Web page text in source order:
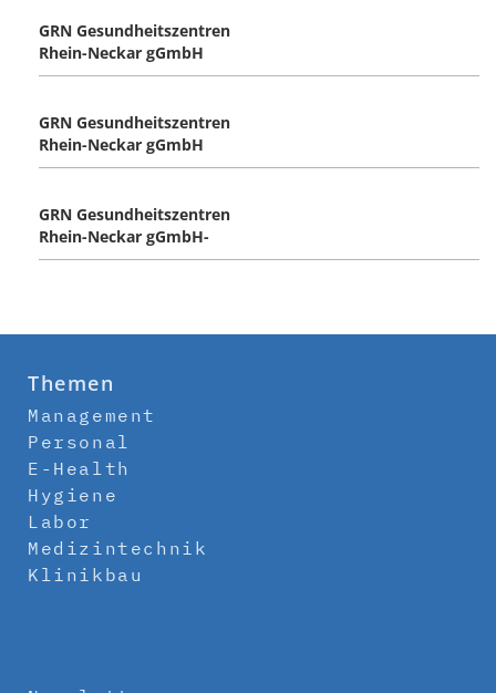
GRN Gesundheitszentren
Rhein-Neckar gGmbH
GRN Gesundheitszentren
Rhein-Neckar gGmbH
GRN Gesundheitszentren
Rhein-Neckar gGmbH-
Themen
Management
Personal
E-Health
Hygiene
Labor
Medizintechnik
Klinikbau